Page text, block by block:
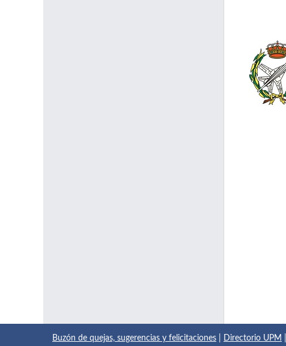
Buzón de quejas, sugerencias y felicitaciones Directorio UPM